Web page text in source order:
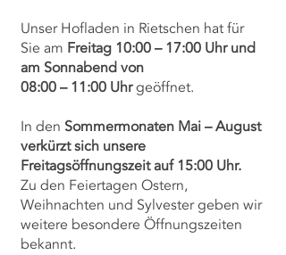
Unser Hofladen in Rietschen hat für
Sie am Freitag 10:00 – 17:00 Uhr und
am Sonnabend von
08:00 – 11:00 Uhrgeöffnet.
In den Sommermonaten Mai – August
verkürzt sich unsere
Freitagsöffnungszeit auf 15:00 Uhr.
Zu den Feiertagen Ostern,
Weihnachten und Sylvester geben wir
weitere besondere Öffnungszeiten
bekannt.